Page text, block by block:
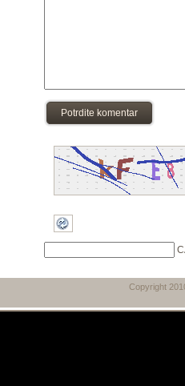
Potrdite komentar
Copyright